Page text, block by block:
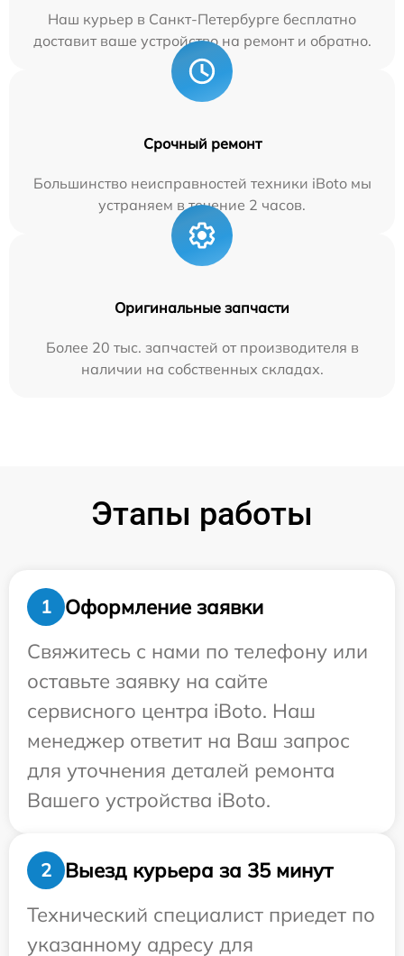
Наш курьер в Санкт-Петербурге бесплатно
доставит ваше устройство на ремонт и обратно.
Срочный ремонт
Большинство неисправностей техники iBoto мы
устраняем в течение 2 часов.
Оригинальные запчасти
Более 20 тыс. запчастей от производителя в
наличии на собственных складах.
Этапы работы
1
Оформление заявки
Свяжитесь с нами по телефону или
оставьте заявку на сайте
сервисного центра iBoto. Наш
менеджер ответит на Ваш запрос
для уточнения деталей ремонта
Вашего устройства iBoto.
2
Выезд курьера за 35 минут
Технический специалист приедет по
указанному адресу для